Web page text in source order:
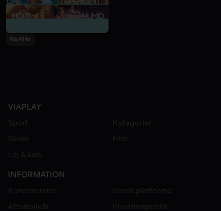
Fra 49 kr
VIAPLAY
Sport
Kategorier
Serier
Film
Lej & køb
INFORMATION
Kundeservice
Vores platforme
Aftalevilkår
Privatlivspolitik